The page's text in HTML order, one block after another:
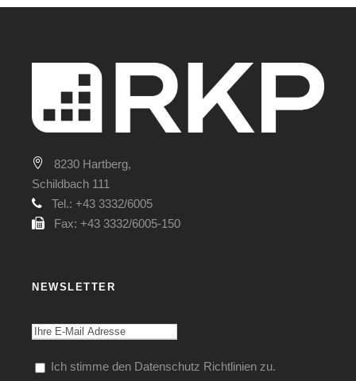
8230 Hartberg,
Schildbach 111
Tel.: +43 3332/6005
Fax: +43 3332/6005-150
NEWSLETTER
Ich stimme den Datenschutz Richtlinien zu.